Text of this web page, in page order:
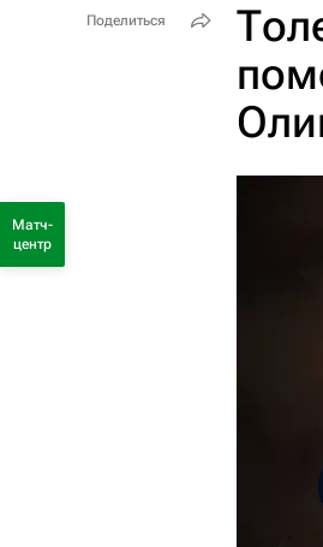
Поделиться
Матч-
центр